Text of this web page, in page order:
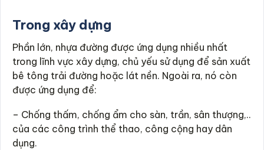
Trong xây dựng
Phần lớn, nhựa đường được ứng dụng nhiều nhất
trong lĩnh vực xây dựng, chủ yếu sử dụng để sản xuất
bê tông trải đường hoặc lát nền. Ngoài ra, nó còn
được ứng dụng để:
– Chống thấm, chống ẩm cho sàn, trần, sân thượng,..
của các công trình thể thao, công cộng hay dân
dụng.